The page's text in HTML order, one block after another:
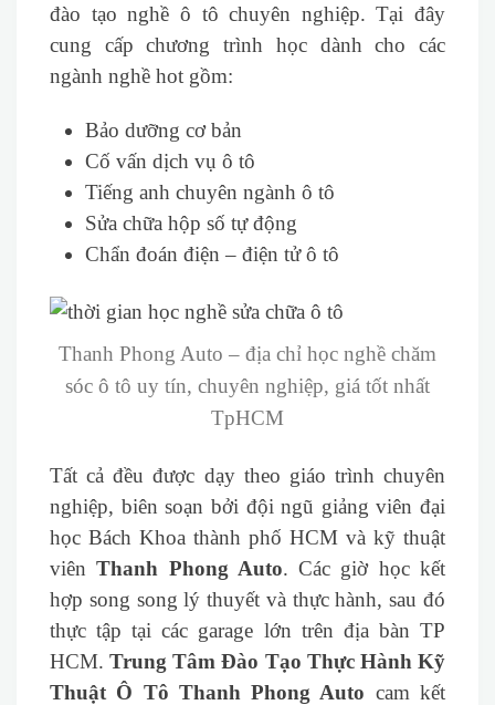
đào tạo nghề ô tô chuyên nghiệp. Tại đây
cung cấp chương trình học dành cho các
ngành nghề hot gồm:
Bảo dưỡng cơ bản
Cố vấn dịch vụ ô tô
Tiếng anh chuyên ngành ô tô
Sửa chữa hộp số tự động
Chẩn đoán điện – điện tử ô tô
Thanh Phong Auto – địa chỉ học nghề chăm
sóc ô tô uy tín, chuyên nghiệp, giá tốt nhất
TpHCM
Tất cả đều được dạy theo giáo trình chuyên
nghiệp, biên soạn bởi đội ngũ giảng viên đại
học Bách Khoa thành phố HCM và kỹ thuật
viênThanh Phong Auto. Các giờ học kết
hợp song song lý thuyết và thực hành, sau đó
thực tập tại các garage lớn trên địa bàn TP
HCM.Trung Tâm Đào Tạo Thực Hành Kỹ
Thuật Ô Tô Thanh Phong Auto cam kết